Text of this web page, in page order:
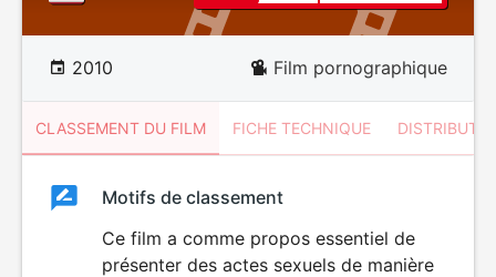
2010 Film pornographique
CLASSEMENT DU FILM FICHE TECHNIQUE
ClassementClassement
SEXUALITÉ
EXPLICITE
Motifs de classement
Ce film a comme propos essentiel de
présenter des actes sexuels de manière